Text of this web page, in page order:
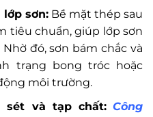
lớp sơn:Bề mặt thép sau
tiêu chuẩn, giúp lớp sơn
đó, sơn bám chắc và
trạng bong tróc hoặc
môi trường.
sét và tạp chất: Công